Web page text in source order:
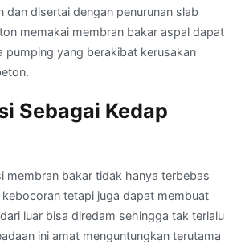
dan disertai dengan penurunan slab
memakai membran bakar aspal dapat
pumping yang berakibat kerusakan
Sebagai Kedap
membran bakar tidak hanya terbebas
tetapi juga dapat membuat
luar bisa diredam sehingga tak terlalu
ini amat menguntungkan terutama